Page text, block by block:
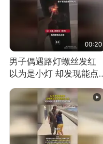
00:20
男子偶遇路灯螺丝发红
以为是小灯 却发现能点
燃香烟 当事人：已报警
处理